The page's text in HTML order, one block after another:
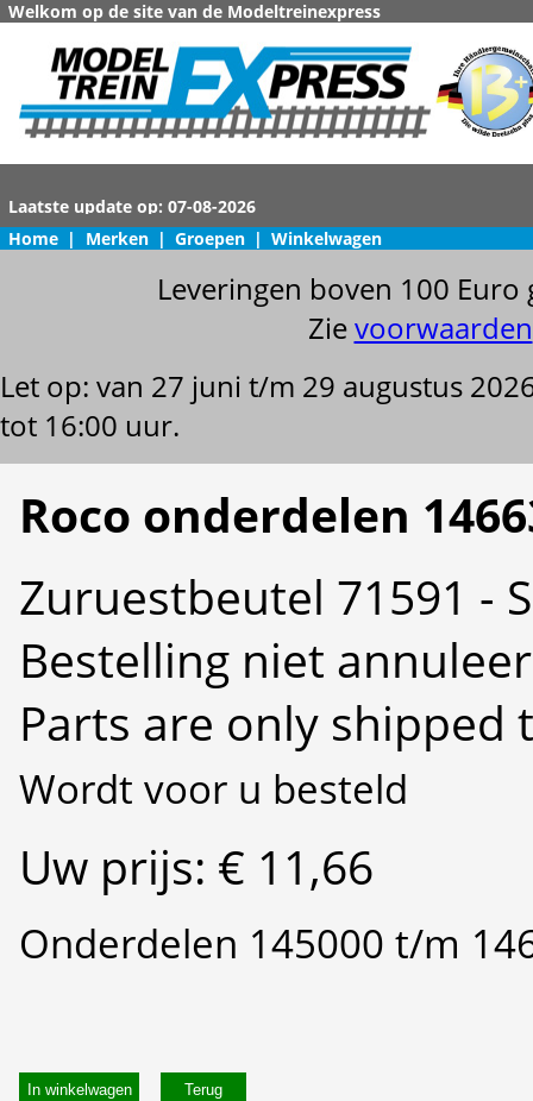
Welkom op de site van de Modeltreinexpress
Home | Merken | Groepen | Winkelwagen
Leveringen boven 100
Zievoorwaarden
Let op: van 27 juni t/m 29 augustus
tot 16:00 uur.
Roco onderdelen
Zuruestbeutel 71591 -
Bestelling niet
Parts are only shipped
Wordt voor u besteld
Uw prijs: € 11,66
Onderdelen 145000 t/m
In winkelwagen